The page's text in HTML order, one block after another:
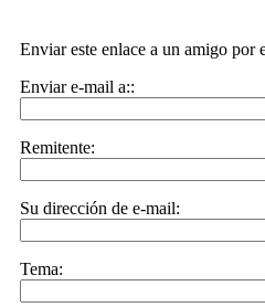
Enviar este enlace a un amigo por
Enviar e-mail a::
Remitente:
Su dirección de e-mail:
Tema: